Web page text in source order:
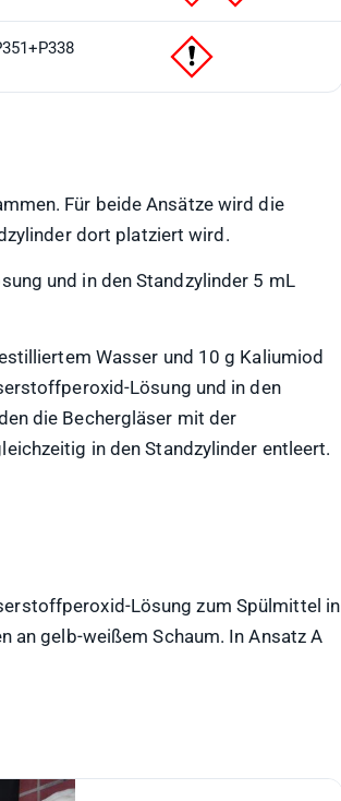
Für beide Ansätze wird die
dort platziert wird.
und in den Standzylinder 5 mL
Wasser und 10 g Kaliumiod
Lösung und in den
die Bechergläser mit der
in den Standzylinder entleert.
Lösung zum Spülmittel in
an gelb-weißem Schaum. In Ansatz A